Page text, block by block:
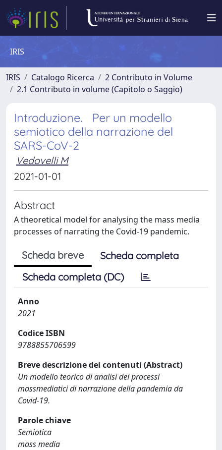
IRIS
IRIS Catalogo Ricerca
2 Contributo in Volume
2.1 Contributo in volume (Capitolo o Saggio)
Introduzione. Per un modello
semiotico della narrazione del
SARS-CoV-2
Vedovelli M
2021-01-01
Abstract
A theoretical model for analysing the mass media
processes of narrating the Covid-19 pandemic.
Scheda breve
Scheda completa
Scheda completa (DC)
Anno
2021
Codice ISBN
9788855706599
Breve descrizione dei contenuti (Abstract)
Un modello teorico di analisi dei processi
massmediatici di narrazione della pandemia da
Covid-19.
Parole chiave
Semiotica
mass media